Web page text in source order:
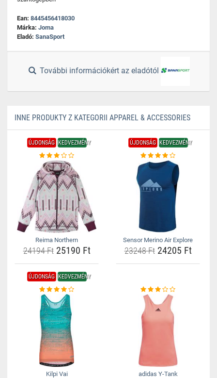
Ean: 8445456418030
Márka: Joma
Eladó: SanaSport
További információkért az eladótól
INNE PRODUKTY Z KATEGORII APPAREL & ACCESSORIES
ÚJDONSÁG KEDVEZMÉNY
Reima Northern
24194 Ft25190 Ft
ÚJDONSÁG KEDVEZMÉNY
Sensor Merino Air Explore
23248 Ft24205 Ft
ÚJDONSÁG KEDVEZMÉNY
Kilpi Vai adidas Y-Tank